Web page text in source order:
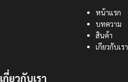
หน้าแรก
บทความ
สินค้า
เกียวกับเรา
เกี่ยวกับเรา